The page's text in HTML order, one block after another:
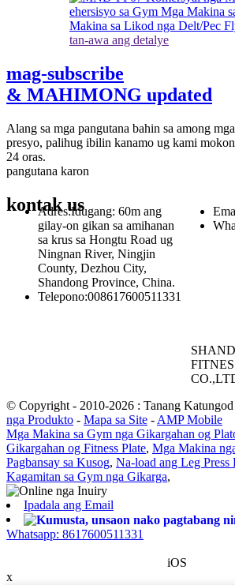
tan-awa ang detalye
mag-subscribe
& MAHIMONG updated
Alang sa mga pangutana bahin sa among
presyo, palihug ibilin kanamo ug kami
24 oras.
pangutana karon
kontakus
Adres:Idugang: 60m ang
gilay-on gikan sa amihanan
sa krus sa Hongtu Road ug
Ningnan River, Ningjin
County, Dezhou City,
Shandong Province, China.
Telepono:008617600511331
© Copyright - 2010-2026 : Tanang Katungod
nga Produkto - Mapa sa Site - AMP Mobile
Mga Makina sa Gym nga Gikargahan og
Gikargahan og Fitness Plate, Mga Makina
Pagbansay sa Kusog, Na-load ang Leg Press
Kagamitan sa Gym nga Gikarga,
Ipadala ang Email
Whatsapp: 8617600511331
iOS
x